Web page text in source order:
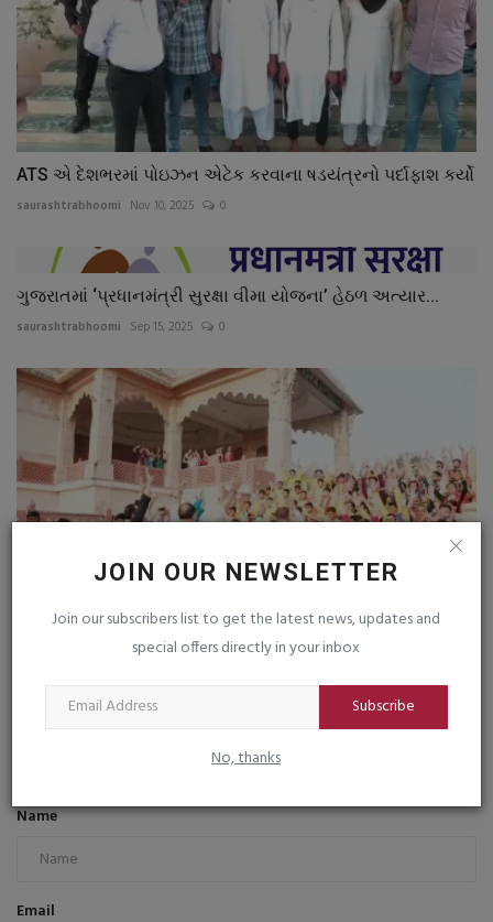
JOIN OUR NEWSLETTER
Join our subscribers list to get the latest news, updates and
special offers directly in your inbox
Subscribe
No, thanks
ATS એ દેશભરમાં પોઇઝન એટેક કરવાના ષડયંત્રનો પર્દાફાશ કર્યો
saurashtrabhoomi Nov 10, 2025 0
ગુજરાતમાં ‘પ્રધાનમંત્રી સુરક્ષા વીમા યોજના’ હેઠળ અત્યાર...
saurashtrabhoomi Sep 15, 2025 0
saurashtrabhoomi Mar 23, 2026
FACEBOOK COMMENTS
Name
Email